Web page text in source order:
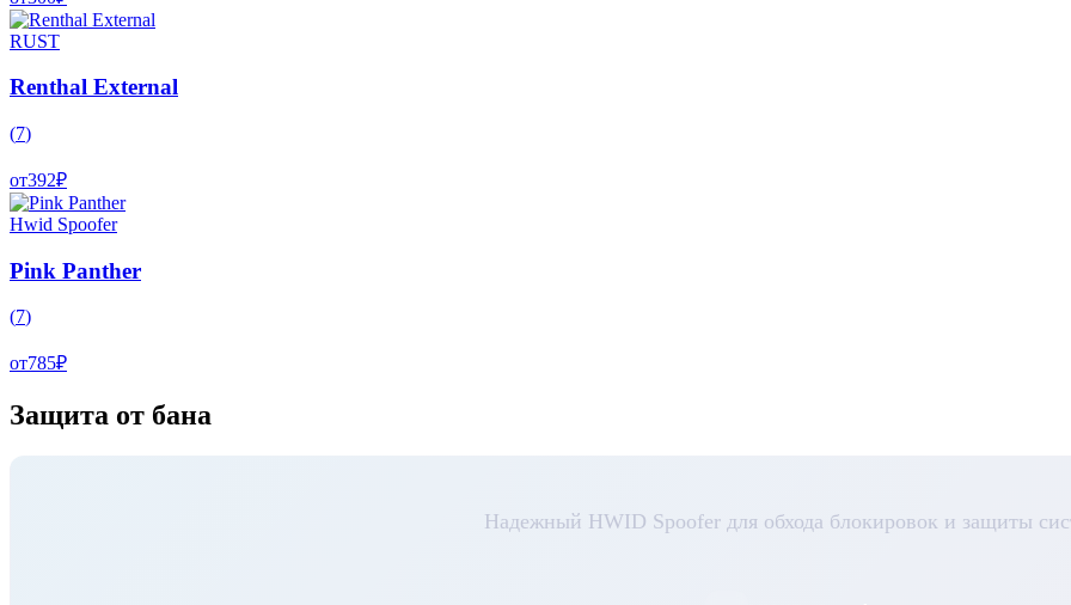
RUST
Renthal External
(7)
от392₽
Hwid Spoofer
Pink Panther
(7)
от785₽
Защита от бана
Надежный HWID Spoofer для обхода блокировок и защиты